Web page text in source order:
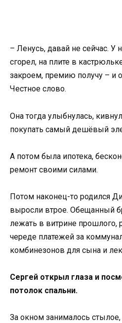
– Ленусь, давай не сейчас. У
сгорел, на плите в
закроем, премию получу – и
Честное слово.
Она тогда улыбнулась,
покупать самый дешёвый
А потом была ипотека,
ремонт своими силами.
Потом наконец-то родился
выросли втрое. Обещанный
лежать в витрине прошлого,
череде платежей за
комбинезонов для сына и
Сергей открыл глаза и
потолок спальни.
За окном занималось